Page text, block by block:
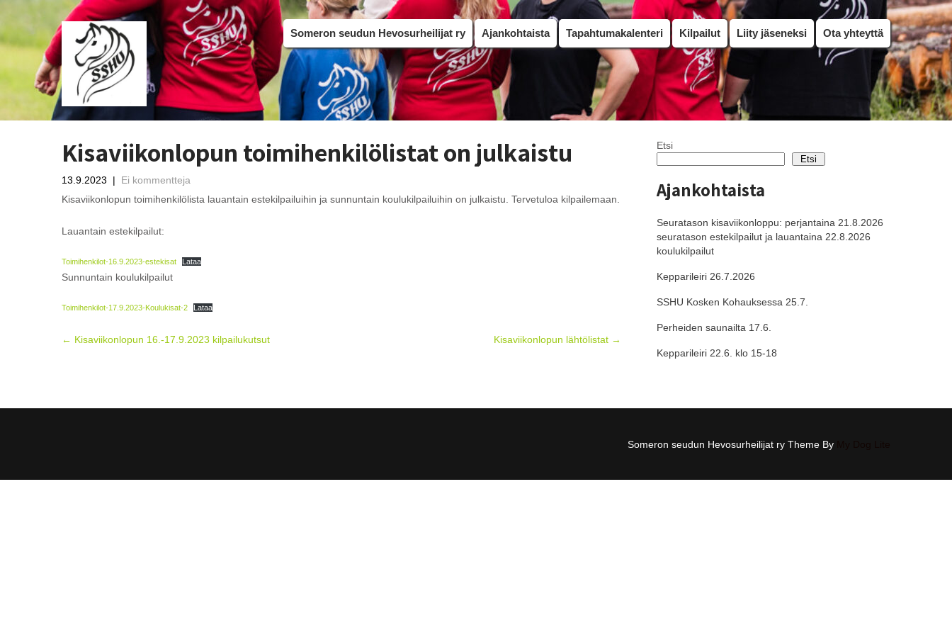
Someron seudun Hevosurheilijat ry Ajankohtaista Tapahtumakalenteri Kilpailut Liity jäseneksi Ota yhteyttä
Kisaviikonlopun toimihenkilölistat on julkaistu
13.9.2023 | Ei kommentteja
Kisaviikonlopun toimihenkilölista lauantain estekilpailuihin ja sunnuntain koulukilpailuihin on julkaistu. Tervetuloa kilpailemaan.
Lauantain estekilpailut:
Toimihenkilot-16.9.2023-estekisat Lataa
Sunnuntain koulukilpailut
Toimihenkilot-17.9.2023-Koulukisat-2 Lataa
Post
← Kisaviikonlopun 16.-17.9.2023 kilpailukutsut Kisaviikonlopun lähtölistat →
Etsi
Etsi
Ajankohtaista
Seuratason kisaviikonloppu: perjantaina 21.8.2026
seuratason estekilpailut ja lauantaina 22.8.2026
koulukilpailut
Kepparileiri 26.7.2026
SSHU Kosken Kohauksessa 25.7.
Perheiden saunailta 17.6.
Kepparileiri 22.6. klo 15-18
Someron seudun Hevosurheilijat ry Theme By